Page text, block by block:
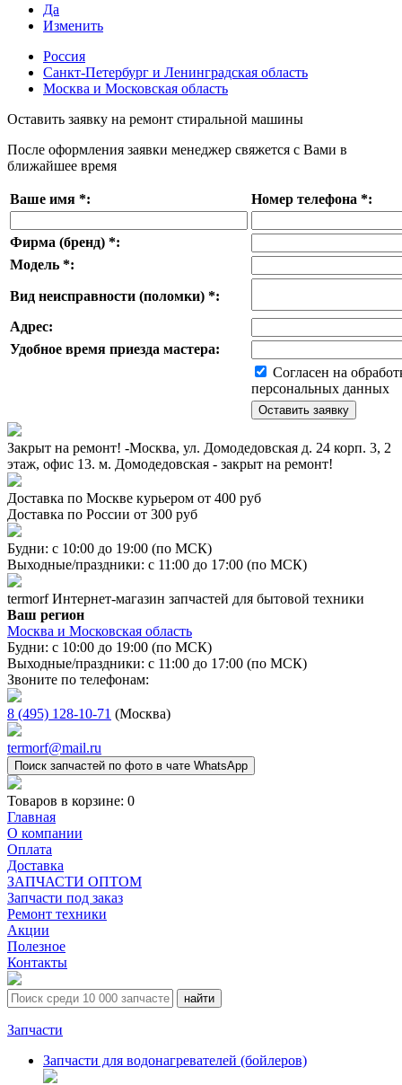
Да
Изменить
Россия
Санкт-Петербург и Ленинградская область
Москва и Московская область
Оставить заявку на ремонт стиральной машины
После оформления заявки менеджер свяжется с Вами в
ближайшее время
Ваше имя *: Номер телефона *:
Фирма (бренд) *:
Модель *:
Вид неисправности (поломки) *:
Адрес:
Удобное время приезда мастера:
Согласен на
персональных данных
Закрыт на ремонт! -Москва, ул. Домодедовская д. 24 корп. 3, 2
этаж, офис 13. м. Домодедовская - закрыт на ремонт!
Доставка по Москве курьером от 400 руб
Доставка по России от 300 руб
Будни: с 10:00 до 19:00 (по МСК)
Выходные/праздники: с 11:00 до 17:00 (по МСК)
termorf Интернет-магазин запчастей для бытовой техники
Ваш регион
Москва и Московская область
Будни: с 10:00 до 19:00 (по МСК)
Выходные/праздники: с 11:00 до 17:00 (по МСК)
Звоните по телефонам:
8 (495) 128-10-71 (Москва)
termorf@mail.ru
Поиск запчастей по фото в чате WhatsApp
Товаров в корзине: 0
Главная
О компании
Оплата
Доставка
ЗАПЧАСТИ ОПТОМ
Запчасти под заказ
Ремонт техники
Акции
Полезное
Контакты
Запчасти
Запчасти для водонагревателей (бойлеров)